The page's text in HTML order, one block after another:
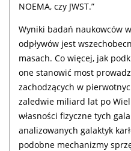
NOEMA, czy JWST.”
Wyniki badań naukowców
odpływów jest
masach. Co więcej, jak
one stanowić most
zachodzących w
zaledwie miliard lat po
własności fizyczne tych
analizowanych galaktyk
podobne mechanizmy